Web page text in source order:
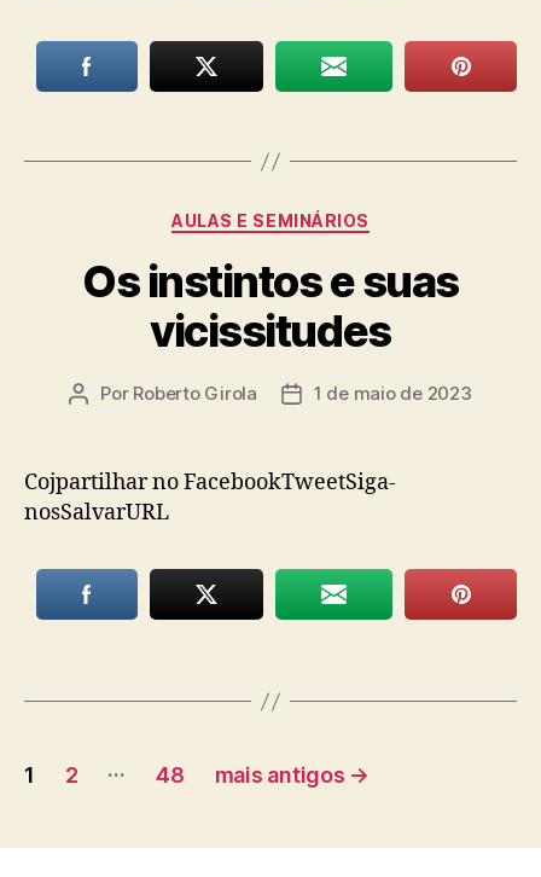
Categorias
AULAS E SEMINÁRIOS
Os instintos e suas
vicissitudes
Autor
Por Roberto Girola
Data1 de maio de 2023
Cojpartilhar no FacebookTweetSiga-
nosSalvarURL
Paginação
posts
1 2 … 48 mais antigos →